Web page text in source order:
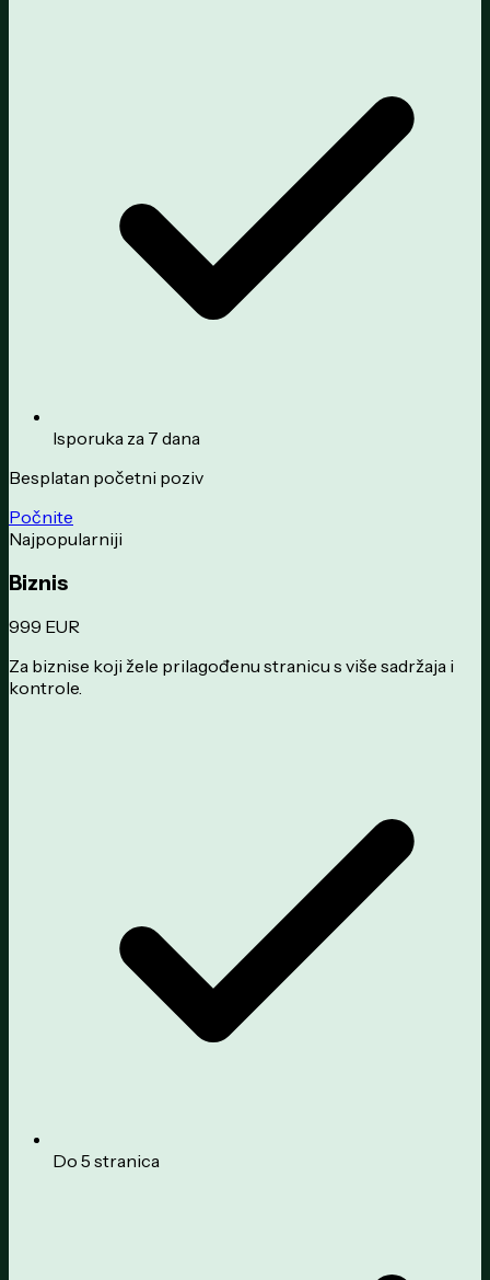
Isporuka za 7 dana
Besplatan početni poziv
Počnite
Najpopularniji
Biznis
999 EUR
Za biznise koji žele prilagođenu stranicu s više sadržaja i
kontrole.
Do 5 stranica